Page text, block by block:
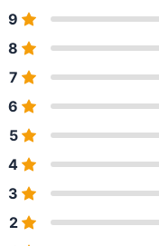
9
8
7
6
5
4
3
2